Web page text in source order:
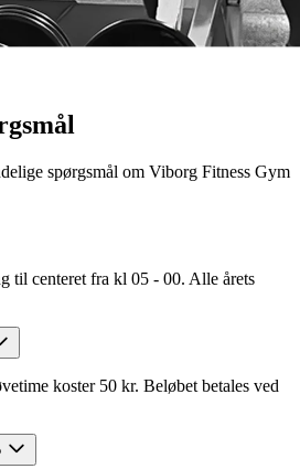
spørgsmål om Viborg Fitness Gym
til centeret fra kl 05 - 00. Alle årets
koster 50 kr. Beløbet betales ved